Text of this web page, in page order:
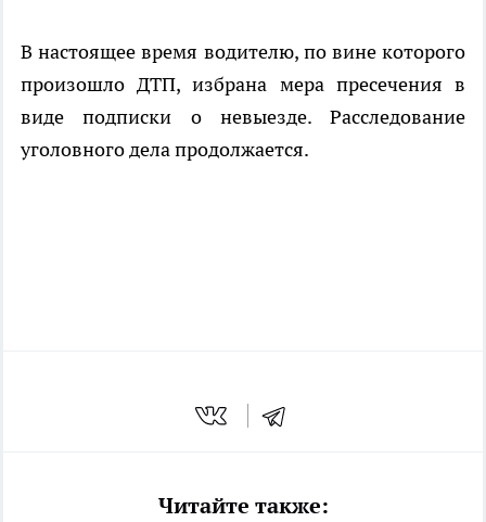
В настоящее время водителю, по вине которого
произошло ДТП, избрана мера пресечения в
виде подписки о невыезде. Расследование
уголовного дела продолжается.
Читайте также: